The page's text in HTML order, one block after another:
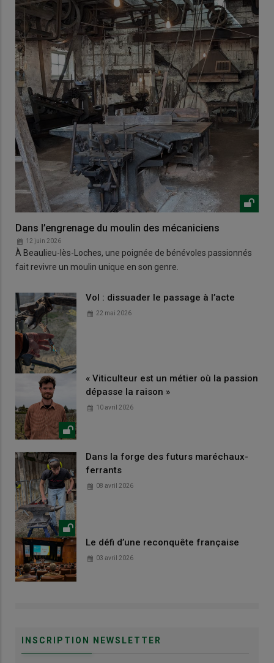
Dans l’engrenage du moulin des mécaniciens
12 juin 2026
À Beaulieu-lès-Loches, une poignée de bénévoles passionnés
fait revivre un moulin unique en son genre.
Vol : dissuader le passage à l’acte
22 mai 2026
« Viticulteur est un métier où la passion
dépasse la raison »
10 avril 2026
Dans la forge des futurs maréchaux-
ferrants
08 avril 2026
Le défi d’une reconquête française
03 avril 2026
INSCRIPTION NEWSLETTER